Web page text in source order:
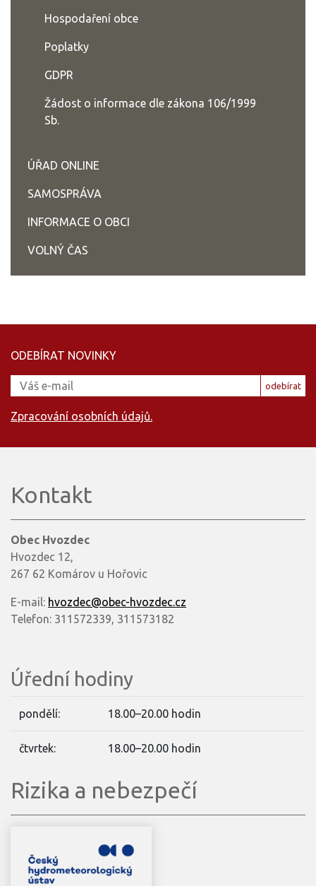
Hospodaření obce
Poplatky
GDPR
Žádost o informace dle zákona 106/1999
Sb.
ÚŘAD ONLINE
SAMOSPRÁVA
INFORMACE O OBCI
VOLNÝ ČAS
ODEBÍRAT NOVINKY
odebírat
Zpracování osobních údajů.
Kontakt
Obec Hvozdec
Hvozdec 12,
267 62 Komárov u Hořovic
E-mail: hvozdec@obec-hvozdec.cz
Telefon: 311572339, 311573182
Úřední hodiny
pondělí: 18.00–20.00 hodin
čtvrtek: 18.00–20.00 hodin
Rizika a nebezpečí